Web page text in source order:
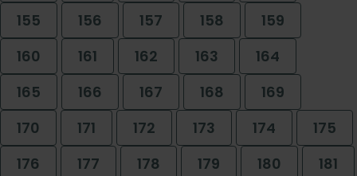
155
156 157 158
159
160
161 162 163
164
165
166 167 168
169
170
171 172 173 174
175
176
177 178 179 180
181